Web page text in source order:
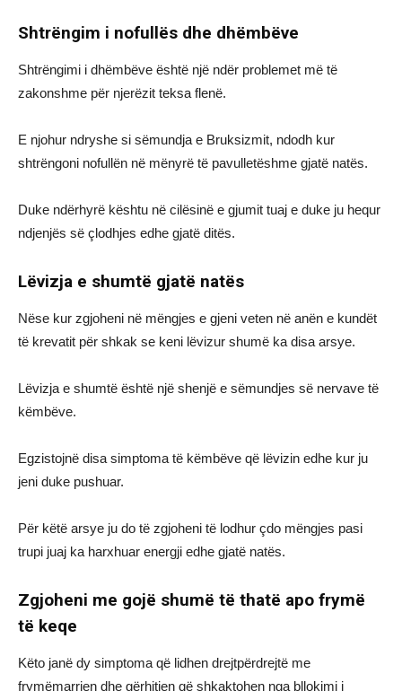
Shtrëngim i nofullës dhe dhëmbëve
Shtrëngimi i dhëmbëve është një ndër problemet më të
zakonshme për njerëzit teksa flenë.
E njohur ndryshe si sëmundja e Bruksizmit, ndodh kur
shtrëngoni nofullën në mënyrë të pavulletëshme gjatë natës.
Duke ndërhyrë kështu në cilësinë e gjumit tuaj e duke ju hequr
ndjenjës së çlodhjes edhe gjatë ditës.
Lëvizja e shumtë gjatë natës
Nëse kur zgjoheni në mëngjes e gjeni veten në anën e kundët
të krevatit për shkak se keni lëvizur shumë ka disa arsye.
Lëvizja e shumtë është një shenjë e sëmundjes së nervave të
këmbëve.
Egzistojnë disa simptoma të këmbëve që lëvizin edhe kur ju
jeni duke pushuar.
Për këtë arsye ju do të zgjoheni të lodhur çdo mëngjes pasi
trupi juaj ka harxhuar energji edhe gjatë natës.
Zgjoheni me gojë shumë të thatë apo frymë
të keqe
Këto janë dy simptoma që lidhen drejtpërdrejtë me
frymëmarrjen dhe gërhitjen që shkaktohen nga bllokimi i